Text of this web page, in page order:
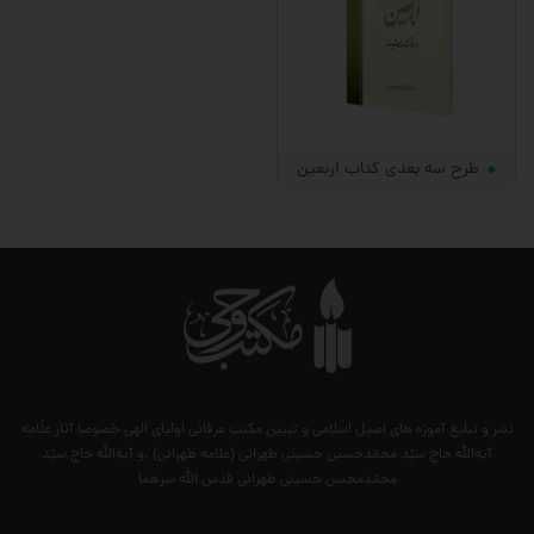
طرح سه بعدی کتاب اربعین
نشر و تبلیغ آموزه های اصیل اسلامی و تبیین مکتب عرفانی اولیای الهی خصوصا آثار علّامه
آیةالله حاج سیّد محمّدحسین حسینی طهرانی (علامه طهرانی) .و آیةالله حاج سیّد
محمّدمحسن حسینی طهرانی قدس الله سرهما